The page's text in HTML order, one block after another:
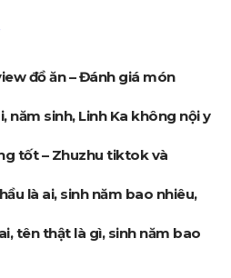
đồ ăn – Đánh giá món
năm sinh, Linh Ka không nội y
tốt – Zhuzhu tiktok và
là ai, sinh năm bao nhiêu,
tên thật là gì, sinh năm bao